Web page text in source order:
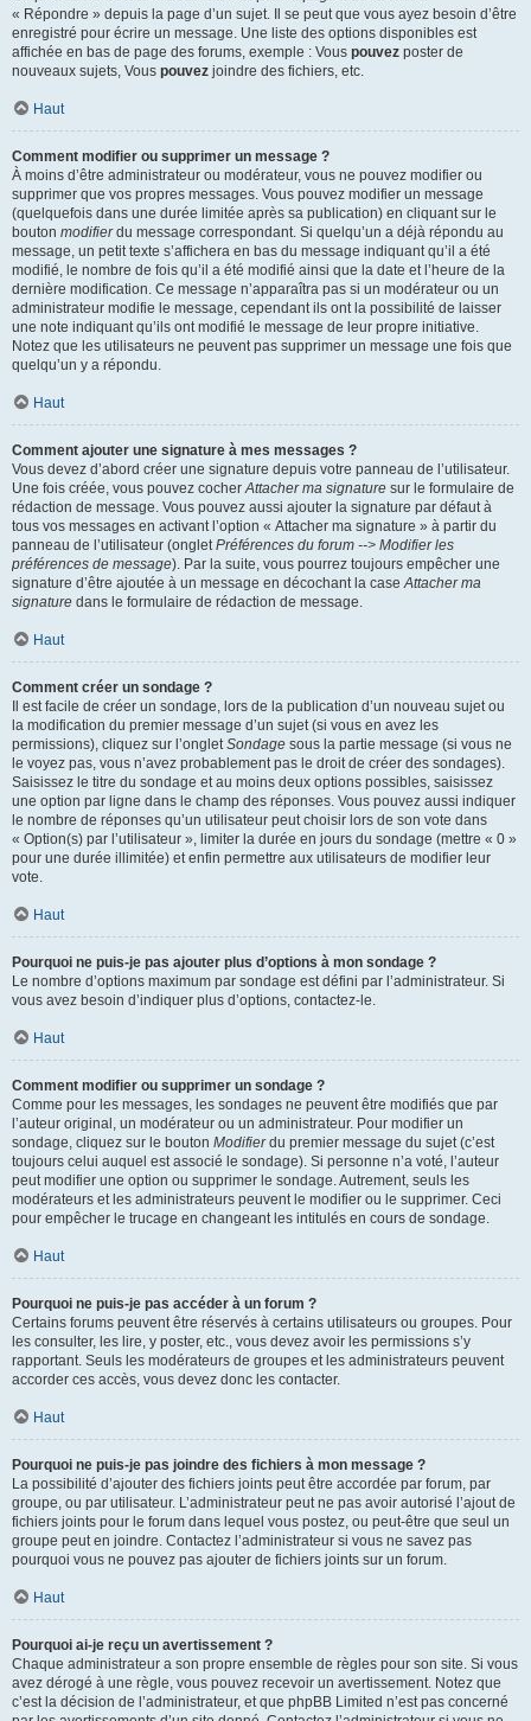
« Répondre » depuis la page d’un sujet. Il se peut que vous ayez besoin d’être
enregistré pour écrire un message. Une liste des options disponibles est
affichée en bas de page des forums, exemple : Vous pouvez poster de
nouveaux sujets, Vous pouvez joindre des fichiers, etc.
Haut
Comment modifier ou supprimer un message ?
À moins d’être administrateur ou modérateur, vous ne pouvez modifier ou
supprimer que vos propres messages. Vous pouvez modifier un message
(quelquefois dans une durée limitée après sa publication) en cliquant sur le
bouton modifierdu message correspondant. Si quelqu’un a déjà répondu au
message, un petit texte s’affichera en bas du message indiquant qu’il a été
modifié, le nombre de fois qu’il a été modifié ainsi que la date et l’heure de la
dernière modification. Ce message n’apparaîtra pas si un modérateur ou un
administrateur modifie le message, cependant ils ont la possibilité de laisser
une note indiquant qu’ils ont modifié le message de leur propre initiative.
Notez que les utilisateurs ne peuvent pas supprimer un message une fois que
quelqu’un y a répondu.
Haut
Comment ajouter une signature à mes messages ?
Vous devez d’abord créer une signature depuis votre panneau de l’utilisateur.
Une fois créée, vous pouvez cocherAttacher ma signature sur le formulaire de
rédaction de message. Vous pouvez aussi ajouter la signature par défaut à
tous vos messages en activant l’option « Attacher ma signature » à partir du
panneau de l’utilisateur (ongletPréférences du forum --> Modifier les
préférences de message). Par la suite, vous pourrez toujours empêcher une
signature d’être ajoutée à un message en décochant la caseAttacher ma
signature dans le formulaire de rédaction de message.
Haut
Comment créer un sondage ?
Il est facile de créer un sondage, lors de la publication d’un nouveau sujet ou
la modification du premier message d’un sujet (si vous en avez les
permissions), cliquez sur l’ongletSondage sous la partie message (si vous ne
le voyez pas, vous n’avez probablement pas le droit de créer des sondages).
Saisissez le titre du sondage et au moins deux options possibles, saisissez
une option par ligne dans le champ des réponses. Vous pouvez aussi indiquer
le nombre de réponses qu’un utilisateur peut choisir lors de son vote dans
« Option(s) par l’utilisateur », limiter la durée en jours du sondage (mettre « 0 »
pour une durée illimitée) et enfin permettre aux utilisateurs de modifier leur
vote.
Haut
Pourquoi ne puis-je pas ajouter plus d’options à mon sondage ?
Le nombre d’options maximum par sondage est défini par l’administrateur. Si
vous avez besoin d’indiquer plus d’options, contactez-le.
Haut
Comment modifier ou supprimer un sondage ?
Comme pour les messages, les sondages ne peuvent être modifiés que par
l’auteur original, un modérateur ou un administrateur. Pour modifier un
sondage, cliquez sur le bouton Modifierdu premier message du sujet (c’est
toujours celui auquel est associé le sondage). Si personne n’a voté, l’auteur
peut modifier une option ou supprimer le sondage. Autrement, seuls les
modérateurs et les administrateurs peuvent le modifier ou le supprimer. Ceci
pour empêcher le trucage en changeant les intitulés en cours de sondage.
Haut
Pourquoi ne puis-je pas accéder à un forum ?
Certains forums peuvent être réservés à certains utilisateurs ou groupes. Pour
les consulter, les lire, y poster, etc., vous devez avoir les permissions s’y
rapportant. Seuls les modérateurs de groupes et les administrateurs peuvent
accorder ces accès, vous devez donc les contacter.
Haut
Pourquoi ne puis-je pas joindre des fichiers à mon message ?
La possibilité d’ajouter des fichiers joints peut être accordée par forum, par
groupe, ou par utilisateur. L’administrateur peut ne pas avoir autorisé l’ajout de
fichiers joints pour le forum dans lequel vous postez, ou peut-être que seul un
groupe peut en joindre. Contactez l’administrateur si vous ne savez pas
pourquoi vous ne pouvez pas ajouter de fichiers joints sur un forum.
Haut
Pourquoi ai-je reçu un avertissement ?
Chaque administrateur a son propre ensemble de règles pour son site. Si vous
avez dérogé à une règle, vous pouvez recevoir un avertissement. Notez que
c’est la décision de l’administrateur, et que phpBB Limited n’est pas concerné